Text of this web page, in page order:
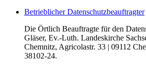
Betrieblicher Datenschutzbeauftragter
Die Örtlich Beauftragte für den
Gläser, Ev.-Luth. Landeskirche
Chemnitz, Agricolastr. 33 | 09112
38102-24.